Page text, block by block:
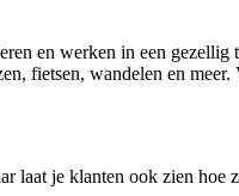
en werken in een
fietsen, wandelen en
laat je klanten ook zien hoe